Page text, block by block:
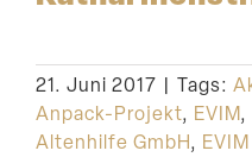
21. Juni 2017 | Tags:
Anpack-Projekt, EVIM,
Altenhilfe GmbH,